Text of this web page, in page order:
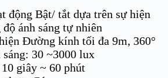
động Bật/ tắt dựa trên sự hiện
ánh sáng tự nhiên
Đường kính tối đa 9m, 360°
30 ~3000 lux
giây ~ 60 phút